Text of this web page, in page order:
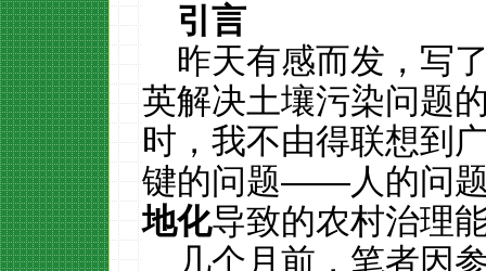
引言
昨天有感而发，写
英解决土壤污染问题
时，我不由得联想到
键的问题——人的问
地化导致的农村治理
几个月前，笔者因